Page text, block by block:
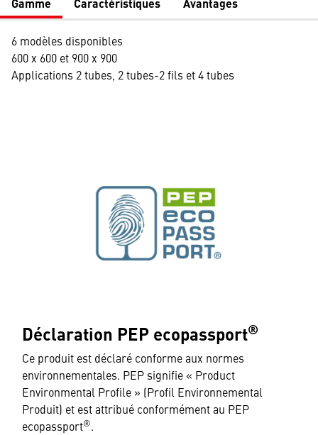
Gamme Caractéristiques Avantages
6 modèles disponibles
600 x 600 et 900 x 900
Applications 2 tubes, 2 tubes-2 fils et 4 tubes
Déclaration PEP ecopassport®
Ce produit est déclaré conforme aux normes
environnementales. PEP signifie « Product
Environmental Profile » (Profil Environnemental
Produit) et est attribué conformément au PEP
ecopassport®.